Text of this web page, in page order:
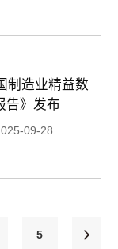
制造业精益数
告》发布
09-28
5